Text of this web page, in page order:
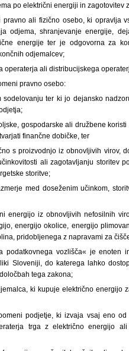
po električni energiji in zagotovitev
ali fizično osebo, ki opravlja
odjema, shranjevanje energije,
energije ter je odgovorna za
odjemalcev;
operaterja ali distribucijskega
pravno osebo:
ter ki jo dejansko
gospodarske ali družbene
finančne dobičke, ter
s proizvodnjo iz obnovljivih virov,
ali zagotavljanju storitev
storitve;
med doseženim učinkom,
energijo iz obnovljivih nefosilnih
energijo okolice, energijo
pridobljenega z napravami za
podatkovnega vozlišča« je enoten
Sloveniji, do katerega lahko
tega zakona;
ki kupuje električno energijo
podjetje, ki izvaja vsaj eno od
trga z električno energijo